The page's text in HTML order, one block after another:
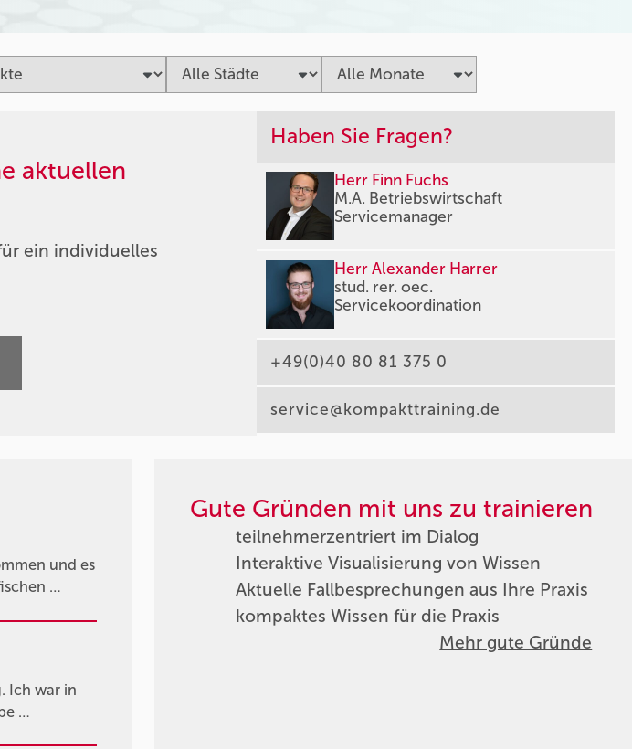
aktuellen
ein individuelles
Haben Sie Fragen?
Herr Finn Fuchs
M.A. Betriebswirtschaft
Servicemanager
Herr Alexander Harrer
stud. rer. oec.
Servicekoordination
+49(0)40 80 81 375 0
service@kompakttraining.de
und es
…
Ich war in
…
Gute Gründen mit uns zu trainieren
teilnehmerzentriert im Dialog
Interaktive Visualisierung von Wissen
Aktuelle Fallbesprechungen aus Ihre Praxis
kompaktes Wissen für die Praxis
Mehr gute Gründe